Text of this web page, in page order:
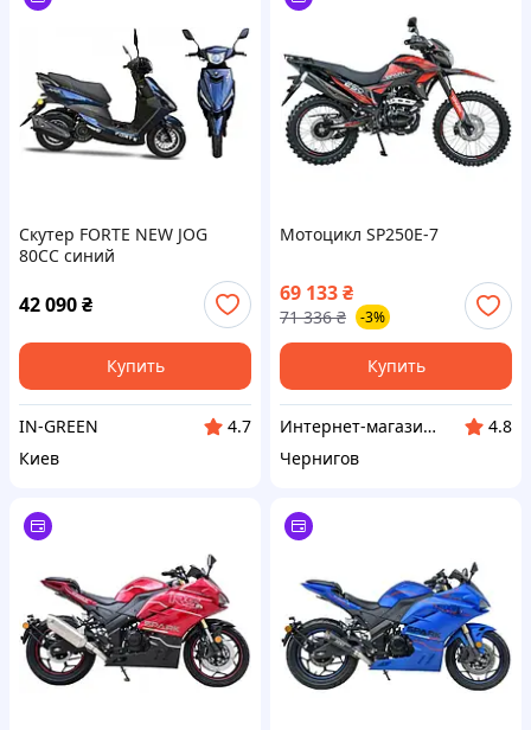
Скутер FORTE NEW JOG
80CC синий
42 090₴
Купить
IN-GREEN
4.7
Киев
Мотоцикл SP250E-7
69 133₴
71 336 ₴ -3%
Купить
Интернет-магазин "Megainstrument"
4.8
Чернигов